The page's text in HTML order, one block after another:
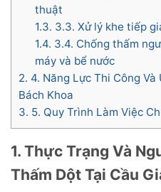
thuật
1.3. 3.3. Xử lý khe tiếp
1.4. 3.4. Chống thấm
máy và bể nước
2. 4. Năng Lực Thi Công
Bách Khoa
3. 5. Quy Trình Làm Việc
1. Thực Trạng Và
Thấm Dột Tại Cầu